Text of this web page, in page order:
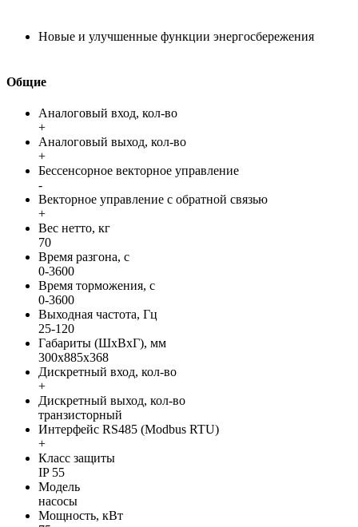
Новые и улучшенные функции энергосбережения
Общие
Аналоговый вход, кол-во
+
Аналоговый выход, кол-во
+
Бессенсорное векторное управление
-
Векторное управление с обратной связью
+
Вес нетто, кг
70
Время разгона, с
0-3600
Время торможения, с
0-3600
Выходная частота, Гц
25-120
Габариты (ШхВхГ), мм
300x885x368
Дискретный вход, кол-во
+
Дискретный выход, кол-во
транзисторный
Интерфейс RS485 (Modbus RTU)
+
Класс защиты
IP 55
Модель
насосы
Мощность, кВт